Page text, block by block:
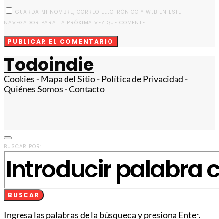
GUARDA MI NOMBRE, CORREO ELECTRÓNICO Y WEB EN ESTE
NAVEGADOR PARA LA PRÓXIMA VEZ QUE COMENTE.
Todoindie
Cookies -Mapa del Sitio-Política de Privacidad -
Quiénes Somos -Contacto
BUSCAR POR:
BUSCAR
Ingresa las palabras de la búsqueda y presiona Enter.